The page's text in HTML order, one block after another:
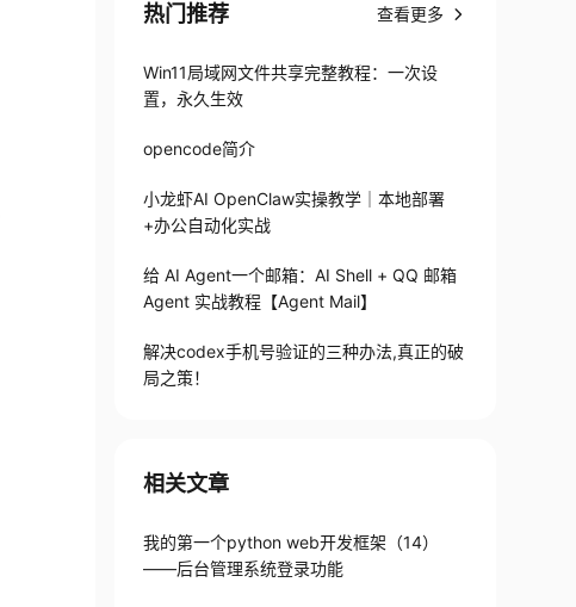
热门推荐 查看更多
Win11局域网文件共享完整教程：一次设
置，永久生效
opencode简介
小龙虾AI OpenClaw实操教学｜本地部署
+办公自动化实战
给 AI Agent一个邮箱：AI Shell + QQ 邮箱
Agent 实战教程【Agent Mail】
解决codex手机号验证的三种办法,真正的破
局之策！
相关文章
我的第一个python web开发框架（14）
——后台管理系统登录功能